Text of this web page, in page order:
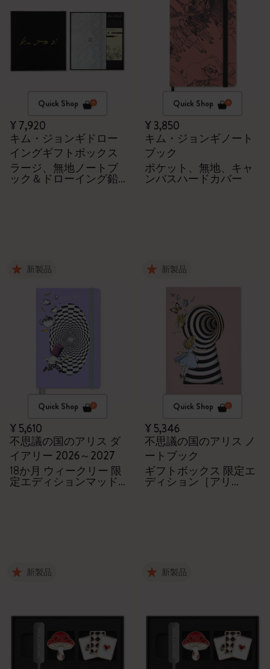
Quick Shop
¥ 7,920
キム・ジョンギドロー
イングギフトボックス
ラージ、無地ノートブ
ック＆ドローイング鉛
Quick Shop
¥ 3,850
キム・ジョンギノート
ブック
ポケット、無地、キャ
ンバスハードカバー
新製品
Quick Shop
¥ 5,610
不思議の国のアリス ダ
イアリー 2026～2027
18か月 ウィークリー 限
定エディションマッド
新製品
Quick Shop
¥ 5,346
不思議の国のアリス ノ
ートブック
ギフトボックス 限定エ
ディション［アリ
ス］：ノートブック
新製品 新製品